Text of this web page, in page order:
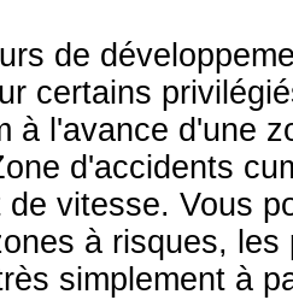
de
certains
à l'avance d'une
d'accidents
de vitesse. Vous
à risques,
simplement à